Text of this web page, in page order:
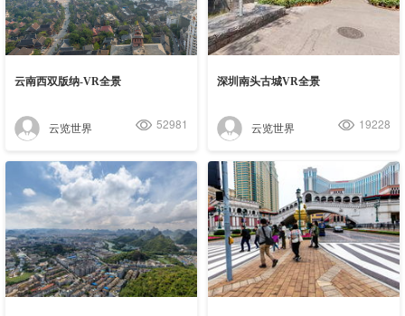
云南西双版纳-VR全景
云览世界 52981
深圳南头古城VR全景
云览世界 19228